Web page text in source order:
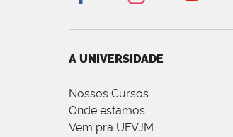
A UNIVERSIDADE
Nossos Cursos
Onde estamos
Vem pra UFVJM